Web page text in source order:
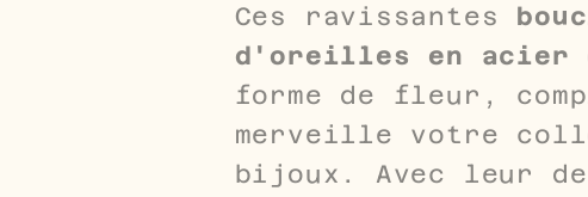
Ces ravissantes
d'oreilles en acier
forme de fleur,
merveille votre
bijoux. Avec leur